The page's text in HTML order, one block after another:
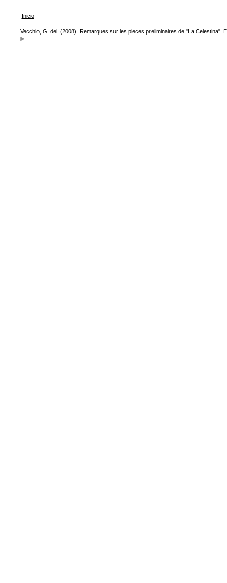
Inicio
Vecchio, G. del. (2008). Remarques sur les pieces preliminaires de "La Celestina".